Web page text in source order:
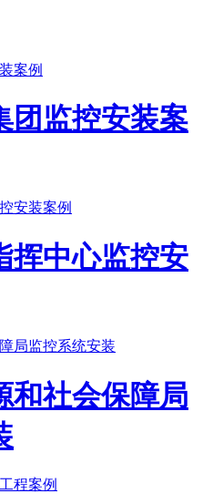
团监控安装案
挥中心监控安
和社会保障局